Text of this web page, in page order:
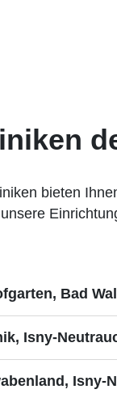
bieten
Bad
Isny-
Isny-